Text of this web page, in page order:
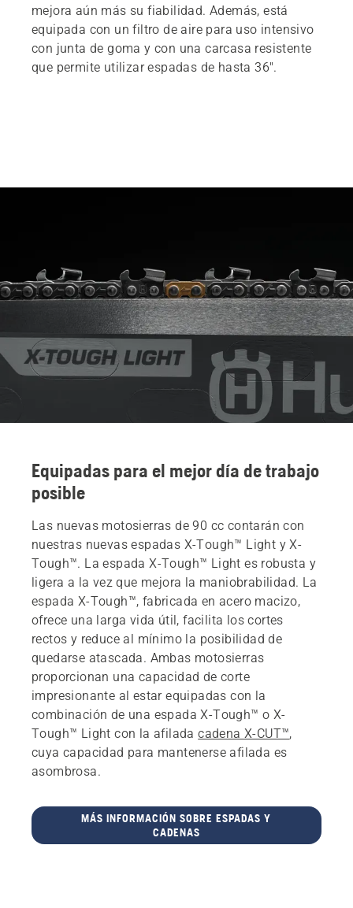
mejora aún más su fiabilidad. Además, está
equipada con un filtro de aire para uso intensivo
con junta de goma y con una carcasa resistente
que permite utilizar espadas de hasta 36".
Equipadas para el mejor día de trabajo
posible
Las nuevas motosierras de 90 cc contarán con
nuestras nuevas espadas X-Tough™ Light y X-
Tough™. La espada X-Tough™ Light es robusta y
ligera a la vez que mejora la maniobrabilidad. La
espada X-Tough™, fabricada en acero macizo,
ofrece una larga vida útil, facilita los cortes
rectos y reduce al mínimo la posibilidad de
quedarse atascada. Ambas motosierras
proporcionan una capacidad de corte
impresionante al estar equipadas con la
combinación de una espada X-Tough™ o X-
Tough™ Light con la afiladacadena X-CUT™,
cuya capacidad para mantenerse afilada es
asombrosa.
MÁS INFORMACIÓN SOBRE ESPADAS Y
CADENAS